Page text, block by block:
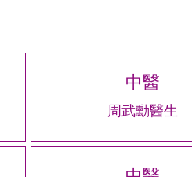
中醫
周武勳醫生